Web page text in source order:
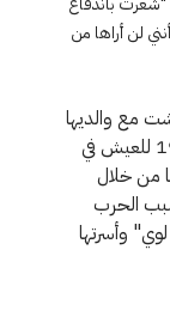
لن أراها من
كونغ حيث عاشت مع والديها
و12 من الإخوة والأخوات. غادرت السيدة "لوي" هي وزوجها هونغ كونغ في عام 1937 للعيش في
من خلال
الحرب
وأسرتها